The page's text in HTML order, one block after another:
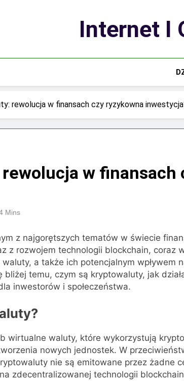
Internet I
rewolucja w finansach czy ryzykowna
w finansach
Mins
z najgorętszych tematów w świecie
z rozwojem technologii blockchain, coraz
a także ich potencjalnym wpływem
temu, czym są kryptowaluty, jak
inwestorów i społeczeństwa.
wirtualne waluty, które wykorzystują
nowych jednostek. W
nie są emitowane przez żadne
zdecentralizowanej technologii